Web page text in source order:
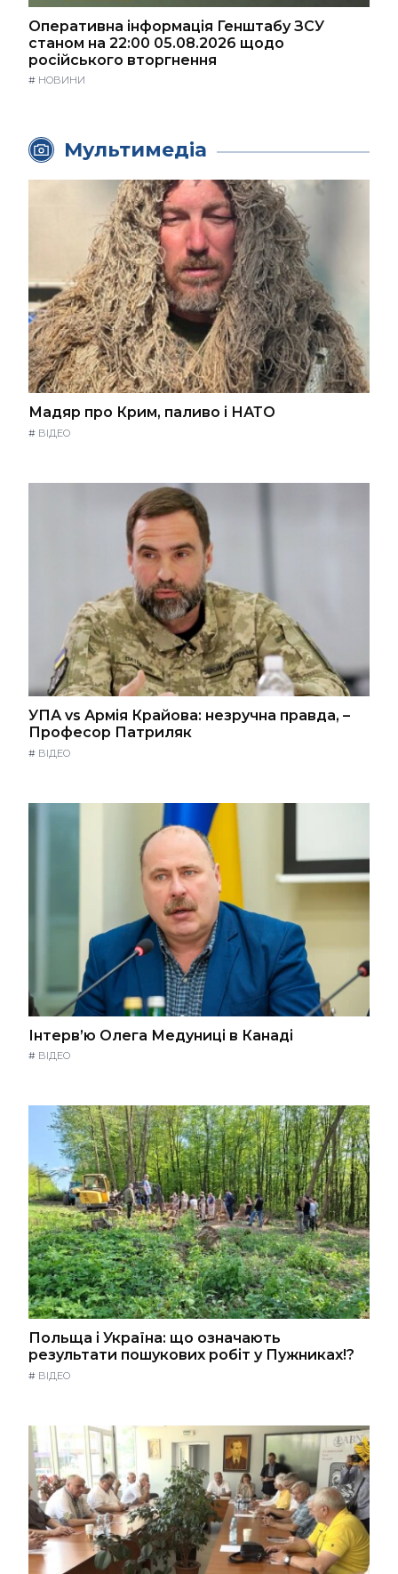
Оперативна інформація Генштабу ЗСУ
станом на 22:00 05.08.2026 щодо
російського вторгнення
# НОВИНИ
Мультимедіа
Мадяр про Крим, паливо і НАТО
# ВІДЕО
УПА vs Армія Крайова: незручна правда, –
Професор Патриляк
# ВІДЕО
Інтерв’ю Олега Медуниці в Канаді
# ВІДЕО
Польща і Україна: що означають
результати пошукових робіт у Пужниках!?
# ВІДЕО